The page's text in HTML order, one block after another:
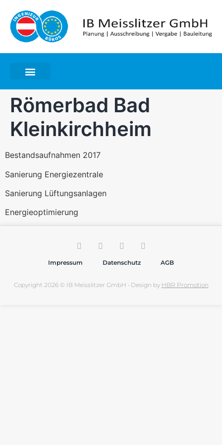
Römerbad Bad
Kleinkirchheim
Bestandsaufnahmen 2017
Sanierung Energiezentrale
Sanierung Lüftungsanlagen
Energieoptimierung
Impressum Datenschutz AGB
Copyright 2026 © IB Meisslitzer GmbH • Design by HBR Promotion